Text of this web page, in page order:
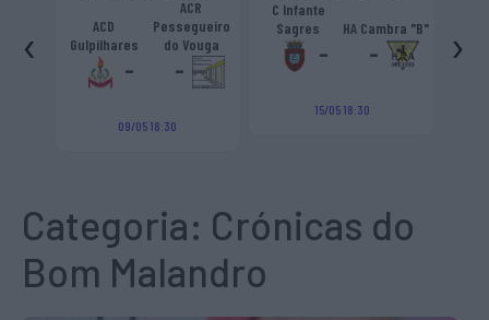
do Vouga
Zona Norte “B”
C Infante
Sagres
-
HA Cambra "B"
Gulpilhares
-
Azeméis
15/05 18:30
‹ ›
Categoria: Crónicas do
Bom Malandro